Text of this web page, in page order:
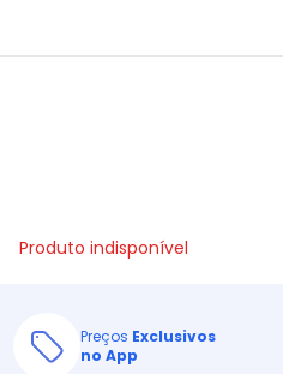
Produto indisponível
Preços Exclusivos
no App